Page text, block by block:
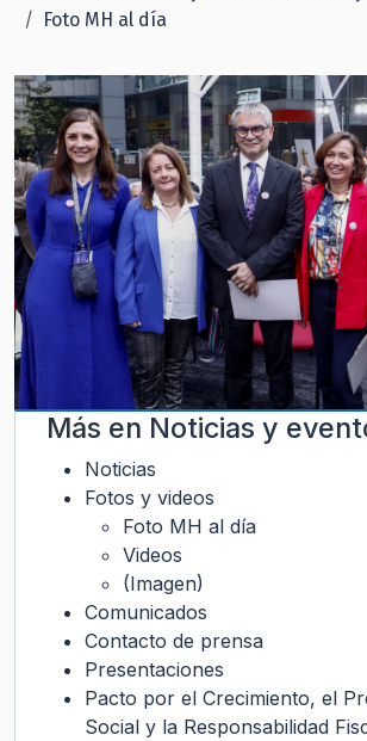
Foto MH al día
Más en Noticias y
Noticias
Fotos y videos
Foto MH al día
Videos
(Imagen)
Comunicados
Contacto de prensa
Presentaciones
Pacto por el Crecimiento, el
Social y la Responsabilidad